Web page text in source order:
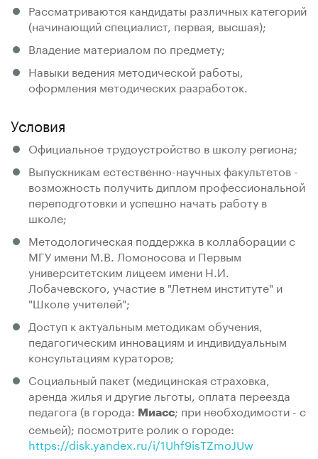
Рассматриваются кандидаты различных категорий
(начинающий специалист, первая, высшая);
Владение материалом по предмету;
Навыки ведения методической работы,
оформления методических разработок.
Условия
Официальное трудоустройство в школу региона;
Выпускникам естественно-научных факультетов -
возможность получить диплом профессиональной
переподготовки и успешно начать работу в
школе;
Методологическая поддержка в коллаборации с
МГУ имени М.В. Ломоносова и Первым
университетским лицеем имени Н.И.
Лобачевского, участие в "Летнем институте" и
"Школе учителей";
Доступ к актуальным методикам обучения,
педагогическим инновациям и индивидуальным
консультациям кураторов;
Социальный пакет (медицинская страховка,
аренда жилья и другие льготы, оплата переезда
педагога (в города: Миасс; при необходимости - с
семьей); посмотрите ролик о городе:
https://disk.yandex.ru/i/1Uhf9isTZmoJUw